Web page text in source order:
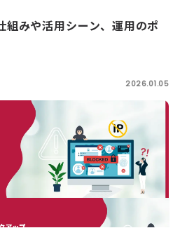
組みや活用シーン、運用のポ
2026.01.05